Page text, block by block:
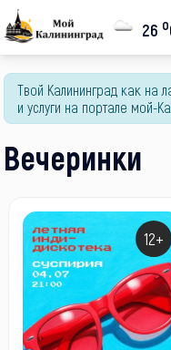
26 o
Твой Калининград как на
и услуги на портале мой-
Вечеринки
12+